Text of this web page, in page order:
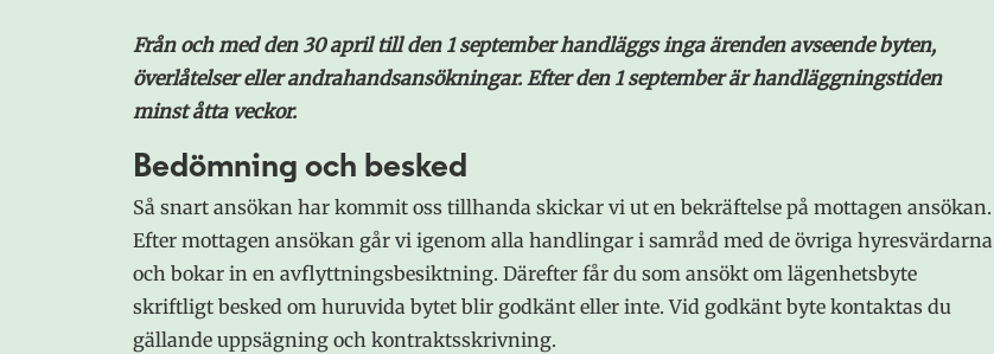
Från och med den 30 april till den 1 september handläggs inga ärenden avseende byten,
överlåtelser eller andrahandsansökningar. Efter den 1 september är handläggningstiden
minst åtta veckor.
Bedömning och besked
Så snart ansökan har kommit oss tillhanda skickar vi ut en bekräftelse på mottagen ansökan.
Efter mottagen ansökan går vi igenom alla handlingar i samråd med de övriga hyresvärdarna
och bokar in en avflyttningsbesiktning. Därefter får du som ansökt om lägenhetsbyte
skriftligt besked om huruvida bytet blir godkänt eller inte. Vid godkänt byte kontaktas du
gällande uppsägning och kontraktsskrivning.